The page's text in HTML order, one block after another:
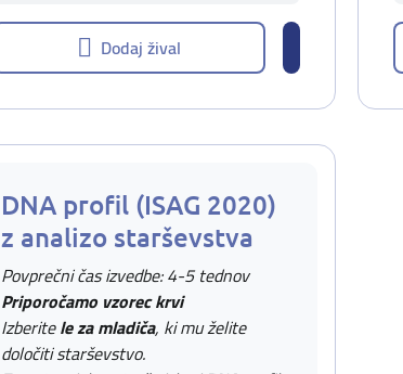
Dodaj žival
DNA profil (ISAG 2020)
z analizo starševstva
Povprečni čas izvedbe: 4-5 tednov
Priporočamo vzorec krvi
Izberitele za mladiča, ki mu želite
določiti starševstvo.